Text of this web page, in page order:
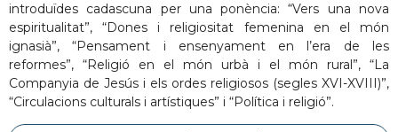
introduïdes cadascuna per una ponència: “Vers una nova
espiritualitat”, “Dones i religiositat femenina en el món
ignasià”, “Pensament i ensenyament en l’era de les
reformes”, “Religió en el món urbà i el món rural”, “La
Companyia de Jesús i els ordes religiosos (segles XVI-XVIII)”,
“Circulacions culturals i artístiques” i “Política i religió”.